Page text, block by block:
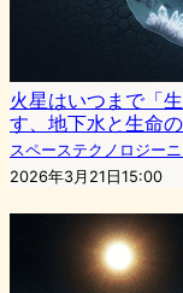
火星はいつまで「
す、地下水と生命
スペーステクノロジー
2026年3月21日15:00